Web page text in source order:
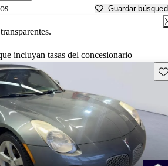
Guardar
incluyan tasas del concesionario